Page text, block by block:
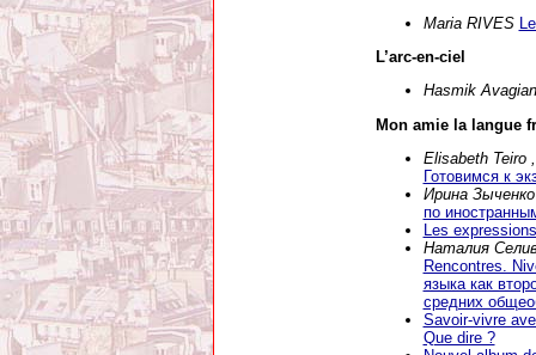
Maria RIVES
L’arc-en-ciel
Hasmik
Mon amie la langue
Elisabeth
Готовимся к
Ирина
по
Les
Наталия
Rencontres.
языка как
средних
Savoir-vivre
Que dire ?